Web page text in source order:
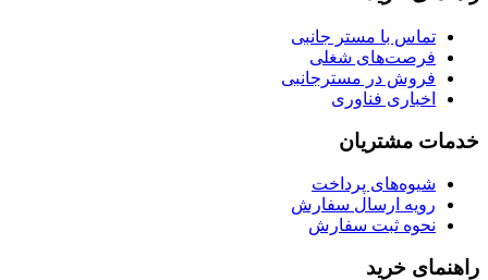
تماس با مستر جانبی
فرصت‌های شغلی
فروش در مسترجانبی
اخباری فناوری
خدمات مشتریان
شیوه‌های پرداخت
رویه ارسال سفارش
نحوه ثبت سفارش
راهنمای خرید